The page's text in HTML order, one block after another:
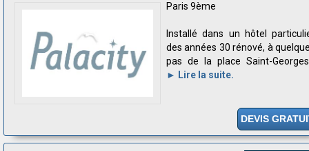
Paris 9ème
Installé dans un hôtel
des années 30 rénové, à
pas de la place Saint-
► Lire la suite.
DEVIS